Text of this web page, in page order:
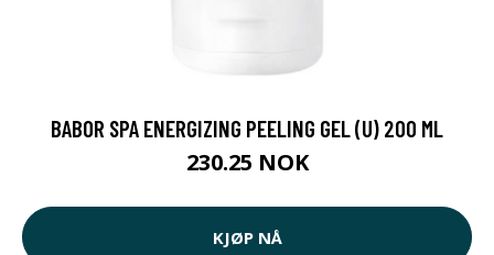
BABOR SPA ENERGIZING PEELING GEL (U) 200 ML
230.25 NOK
KJØP NÅ